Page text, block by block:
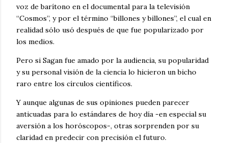
voz de barítono en el documental para la televisión
“Cosmos”, y por el término “billones y billones”, el cual en
realidad sólo usó después de que fue popularizado por
los medios.
Pero si Sagan fue amado por la audiencia, su popularidad
y su personal visión de la ciencia lo hicieron un bicho
raro entre los círculos científicos.
Y aunque algunas de sus opiniones pueden parecer
anticuadas para lo estándares de hoy día -en especial su
aversión a los horóscopos-, otras sorprenden por su
claridad en predecir con precisión el futuro.